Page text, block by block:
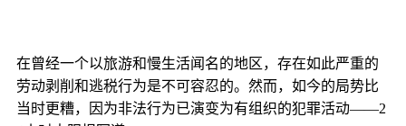
在曾经一个以旅游和慢生活闻名的地区，存在如此严重的
劳动剥削和逃税行为是不可容忍的。然而，如今的局势比
当时更糟，因为非法行为已演变为有组织的犯罪活动——2